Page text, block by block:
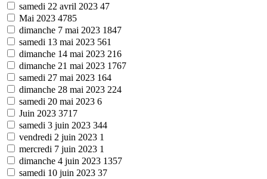
samedi 22 avril 2023 47
Mai 2023 4785
dimanche 7 mai 2023 1847
samedi 13 mai 2023 561
dimanche 14 mai 2023 216
dimanche 21 mai 2023 1767
samedi 27 mai 2023 164
dimanche 28 mai 2023 224
samedi 20 mai 2023 6
Juin 2023 3717
samedi 3 juin 2023 344
vendredi 2 juin 2023 1
mercredi 7 juin 2023 1
dimanche 4 juin 2023 1357
samedi 10 juin 2023 37